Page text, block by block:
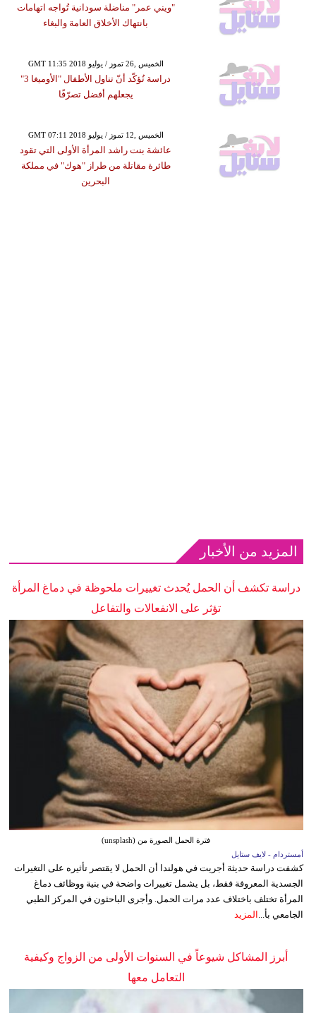
"ويني عمر" مناضلة سودانية تُواجه اتهامات
بانتهاك الأخلاق العامة والبغاء
GMT 11:35 2018 الخميس ,26 تموز / يوليو
دراسة تُؤكّد أنّ تناول الأطفال "الأوميغا 3"
يجعلهم أفضل تصرّفًا
GMT 07:11 2018 الخميس ,12 تموز / يوليو
عائشة بنت راشد المرأة الأولى التي تقود
طائرة مقاتلة من طراز "هوك" في مملكة
البحرين
المزيد من الأخبار
دراسة تكشف أن الحمل يُحدث تغييرات ملحوظة في دماغ المرأة
تؤثر على الانفعالات والتفاعل
فترة الحمل الصورة من (unsplash)
أمستردام - لايف ستايل
كشفت دراسة حديثة أجريت في هولندا أن الحمل لا يقتصر تأثيره على التغيرات
الجسدية المعروفة فقط، بل يشمل تغييرات واضحة في بنية ووظائف دماغ
المرأة تختلف باختلاف عدد مرات الحمل. وأجرى الباحثون في المركز الطبي
الجامعي بأ... المزيد
أبرز المشاكل شيوعاً في السنوات الأولى من الزواج وكيفية
التعامل معها